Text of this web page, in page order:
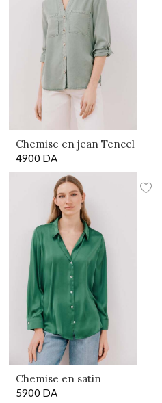
Chemise en jean Tencel
4900 DA
Chemise en satin
5900 DA